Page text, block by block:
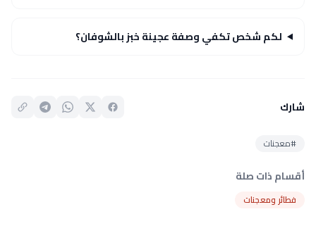
لكم شخص تكفي وصفة عجينة خبز بالشوفان؟
شارك
#معجنات
أقسام ذات صلة
فطائر ومعجنات